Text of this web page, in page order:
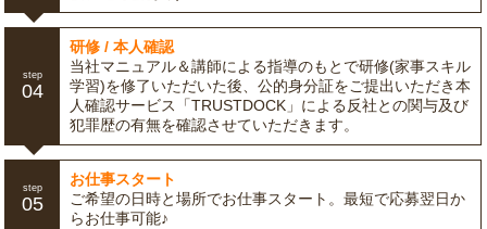
step
04
研修 / 本人確認
当社マニュアル＆講師による指導のもとで研修(家事スキル
学習)を修了いただいた後、公的身分証をご提出いただき本
人確認サービス「TRUSTDOCK」による反社との関与及び
犯罪歴の有無を確認させていただきます。
step
05
お仕事スタート
ご希望の日時と場所でお仕事スタート。最短で応募翌日か
らお仕事可能♪